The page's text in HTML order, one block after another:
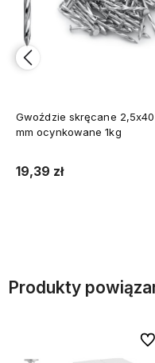
Gwoździe skręcane 2,5x40
mm ocynkowane 1kg
19,39 zł
Produkty
Do